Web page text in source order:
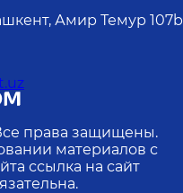
Амир Темур 107b
права защищены.
материалов с
ссылка на сайт